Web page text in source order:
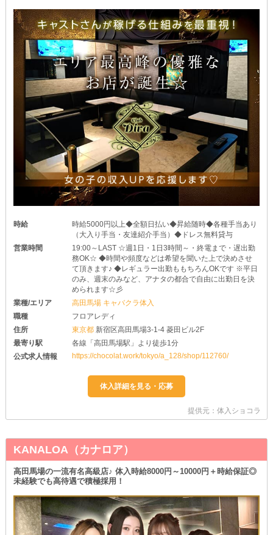
時給
時給5000円以上◆全額日払い◆昇給随時◆各種手当あり
（大入り手当・友達紹介手当）◆ドレス無料貸与
営業時間
19:00～LAST ☆週1日・1日3時間～・終電まで・遅出勤
務OK☆ ◆時間や頻度などは希望を聞いた上で決めさせ
て頂きます♪ ◆レギュラー出勤ももちろんOKです ※平日
のみ、週末のみなど、アナタの都合で自由に出勤日を決
められます☆彡
業種/エリア
高田馬場 キャバクラ体入
職種
フロアレディ
住所
東京都 新宿区高田馬場3-1-4 菱田ビル2F
最寄り駅
各線「高田馬場駅」より徒歩1分
公式求人情報
https://chocolat.work/tokyo/a_128/shop/112760/
提供元：体入ショコラ
KANALOA（カナロア）
高田馬場の一流有名高級店♪ 体入時給8000円～10000円＋時給保証◎
未経験でも高待遇で積極採用！